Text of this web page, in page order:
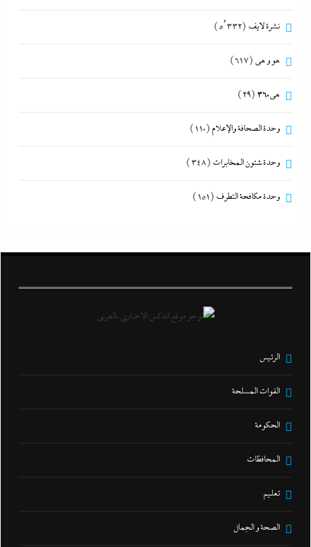
نشرة لايف (5٬332)
هو و هي (617)
هى360 (29)
وحدة الصحافة والإعلام(110)
وحدة شئون المخابرات (348)
وحدة مكافحة التطرف (151)
الرئيس
القوات المسلحة
الحكومة
المحافظات
تعليم
الصحة و الجمال